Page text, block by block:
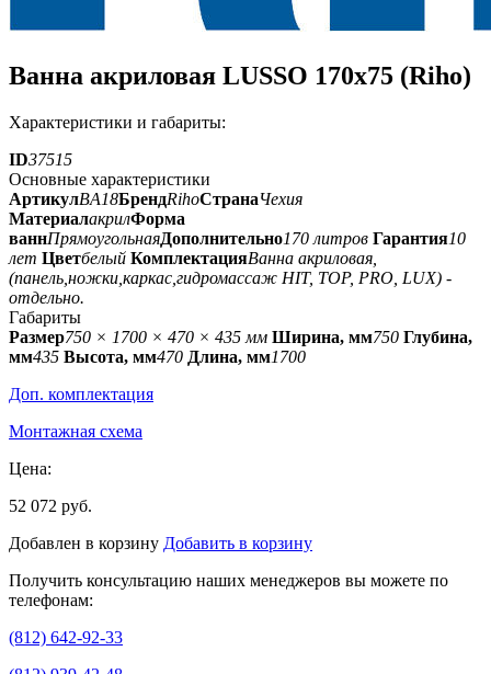
Ванна акриловая LUSSO 170x75 (Riho)
Характеристики и габариты:
ID37515
Основные характеристики
АртикулBA18БрендRihoСтранаЧехия
МатериалакрилФорма
ваннПрямоугольнаяДополнительно170 литров Гарантия10
лет Цветбелый КомплектацияВанна акриловая,
(панель,ножки,каркас,гидромассаж HIT, TOP, PRO, LUX) -
отдельно.
Габариты
Размер750 × 1700 × 470 × 435 мм Ширина, мм750 Глубина,
мм435 Высота, мм470 Длина, мм1700
Доп. комплектация
Монтажная схема
Цена:
52 072 руб.
Добавлен в корзину Добавить в корзину
Получить консультацию наших менеджеров вы можете по
телефонам:
(812) 642-92-33